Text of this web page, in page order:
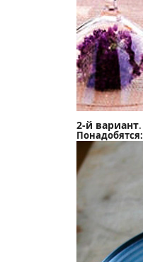
2-й вариант.
Понадобятся: